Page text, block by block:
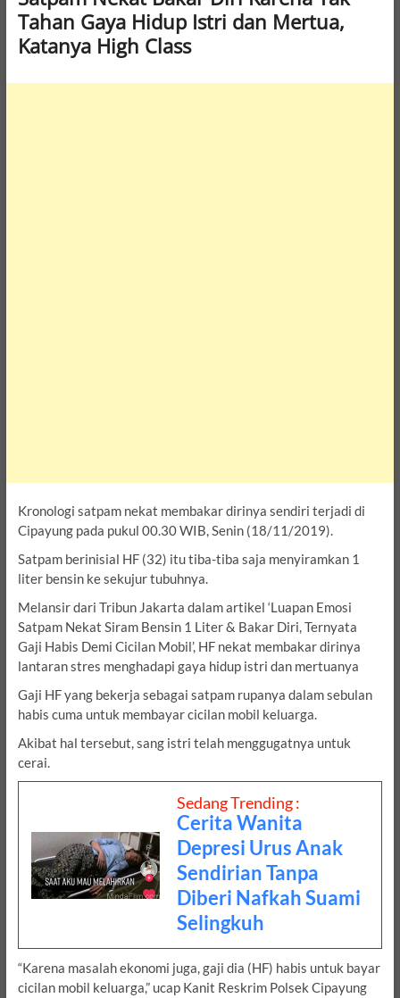
Tahan Gaya Hidup Istri dan Mertua,
Katanya High Class
Kronologi satpam nekat membakar dirinya sendiri terjadi di
Cipayung pada pukul 00.30 WIB, Senin (18/11/2019).
Satpam berinisial HF (32) itu tiba-tiba saja menyiramkan 1
liter bensin ke sekujur tubuhnya.
Melansir dari Tribun Jakarta dalam artikel ‘Luapan Emosi
Satpam Nekat Siram Bensin 1 Liter & Bakar Diri, Ternyata
Gaji Habis Demi Cicilan Mobil’, HF nekat membakar dirinya
lantaran stres menghadapi gaya hidup istri dan mertuanya
Gaji HF yang bekerja sebagai satpam rupanya dalam sebulan
habis cuma untuk membayar cicilan mobil keluarga.
Akibat hal tersebut, sang istri telah menggugatnya untuk
cerai.
Sedang Trending :
Cerita Wanita
Depresi Urus Anak
Sendirian Tanpa
Diberi Nafkah Suami
Selingkuh
“Karena masalah ekonomi juga, gaji dia (HF) habis untuk bayar
cicilan mobil keluarga,” ucap Kanit Reskrim Polsek Cipayung